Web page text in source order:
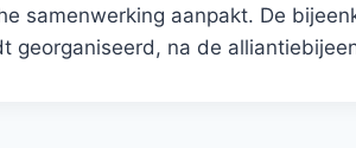
samenwerking aanpakt. De
georganiseerd, na de